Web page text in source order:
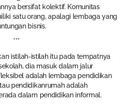
bersifat kolektif. Komunitas
satu orang, apalagi lembaga yang
bisnis.
***
istilah-istilah itu pada tempatnya
dia masuk dalam jalur
adalah lembaga pendidikan
pendidikanrumah adalah
dalam pendidikan informal.